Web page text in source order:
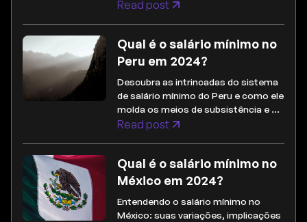
diversidade cultural e desbloqueie
Read post
Qual é o salário mínimo no
Peru em 2024?
Descubra as intrincadas do sistema
de salário mínimo do Peru e como ele
molda os meios de subsistência e as
paisagens econômicas dentro do
Read post
Qual é o salário mínimo no
México em 2024?
Entendendo o salário mínimo no
México: suas variações, implicações